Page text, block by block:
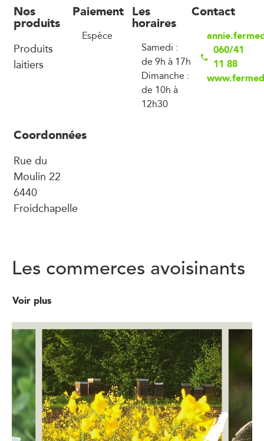
Nos
produits
Produits
laitiers
Paiement
Espèce
Les
horaires
Samedi :
de 9h à 17h
Dimanche :
de 10h à
12h30
Contact
060/41
11 88
Coordonnées
Rue du
Moulin 22
6440
Froidchapelle
Les commerces avoisinants
Voir plus